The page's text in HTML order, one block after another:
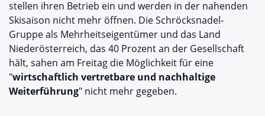
stellen ihren Betrieb ein und werden in der nahenden
Skisaison nicht mehr öffnen. Die Schröcksnadel-
Gruppe als Mehrheitseigentümer und das Land
Niederösterreich, das 40 Prozent an der Gesellschaft
hält, sahen am Freitag die Möglichkeit für eine
"wirtschaftlich vertretbare und nachhaltige
Weiterführung" nicht mehr gegeben.